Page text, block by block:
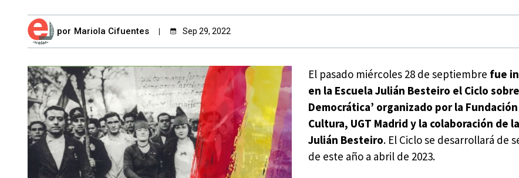
por Mariola Cifuentes Sep 29, 2022
El pasado miércoles 28 de septiembre fue
en la Escuela Julián Besteiro el Ciclo
Democrática’ organizado por la
Cultura, UGT Madrid y la colaboración de
Julián Besteiro. El Ciclo se desarrollará de
de este año a abril de 2023.